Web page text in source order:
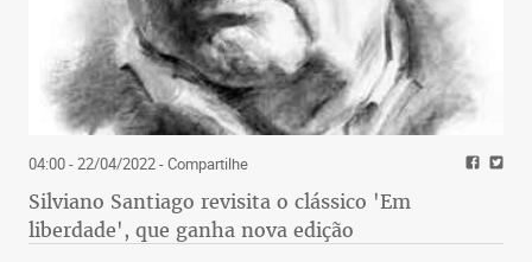
04:00 - 22/04/2022- Compartilhe
Silviano Santiago revisita o clássico 'Em
liberdade', que ganha nova edição